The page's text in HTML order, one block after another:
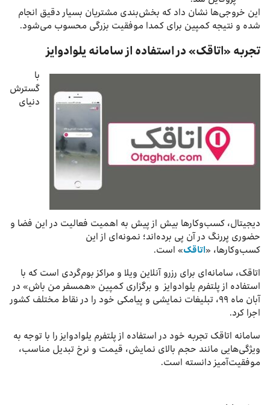
این خروجی‌ها نشان داد که بخش‌بندی مشتریان بسیار دقیق انجام
شده و نتیجه کمپین برای کمدا موفقیت بزرگی محسوب می‌شود.
تجربه «اتاقک» در استفاده از سامانه یلوادوایز
با
گسترش
دنیای
دیجیتال، کسب‌وکارها بیش از پیش به اهمیت فعالیت در این فضا و
حضوری پررنگ در آن پی ‌برده‌اند؛ نمونه‌ای از این
کسب‌وکارها، «اتاقک» است.
اتاقک، سامانه‌ای برای رزرو آنلاین ویلا و مراکز بوم‌گردی است که با
استفاده از پلتفرم یلوادوایز و برگزاری کمپین «همسفر من باش» در
آبان ماه ۹۹، تبلیغات نمایشی و پیامکی خود را در نقاط مختلف کشور
اجرا کرد.
سامانه اتاقک تجربه خود در استفاده از پلتفرم یلوادوایز را با توجه به
ویژگی‌هایی مانند حجم بالای نمایش، قیمت و نرخ تبدیل مناسب،
موفقیت‌آمیز دانسته است.